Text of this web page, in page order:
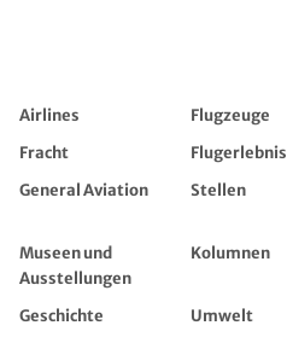
Airlines Flugzeuge
Fracht
Flugerlebnis
General Aviation
Stellen
Museen und
Ausstellungen
Kolumnen
Geschichte Umwelt